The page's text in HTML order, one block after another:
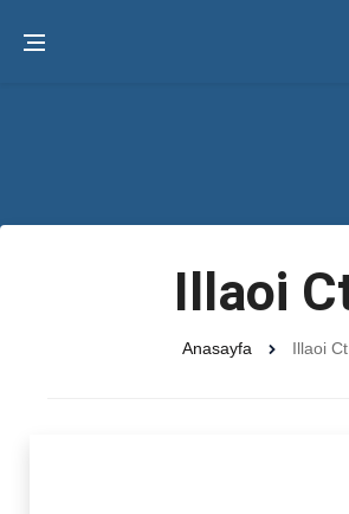
Illaoi
Anasayfa Illaoi Ct